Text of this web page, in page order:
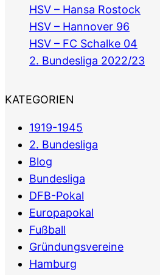
HSV – Hansa Rostock
HSV – Hannover 96
HSV – FC Schalke 04
2. Bundesliga 2022/23
KATEGORIEN
1919-1945
2. Bundesliga
Blog
Bundesliga
DFB-Pokal
Europapokal
Fußball
Gründungsvereine
Hamburg